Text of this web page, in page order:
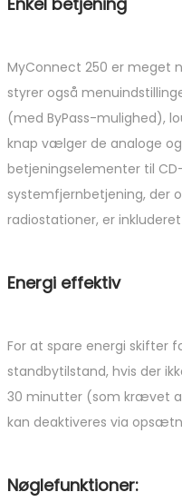
MyConnect 250 er meget
styrer også
(med ByPass-mulighed),
knap vælger de analoge
betjeningselementer til
systemfjernbetjening, der
radiostationer, er
Energi effektiv
For at spare energi skifter
standbytilstand, hvis der
30 minutter (som krævet
kan deaktiveres via
Nøglefunktioner: